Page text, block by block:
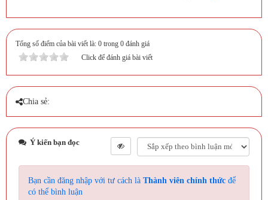
Tổng số điểm của bài viết là: 0 trong 0 đánh giá
Click để đánh giá bài viết
Chia sẻ:
Ý kiến bạn đọc
Bạn cần đăng nhập với tư cách là Thành viên chính thức để
có thể bình luận